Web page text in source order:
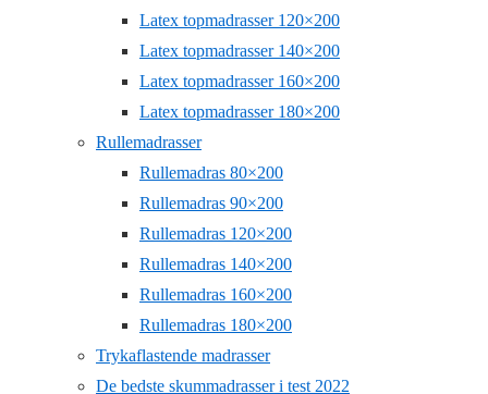
Latex topmadrasser 120×200
Latex topmadrasser 140×200
Latex topmadrasser 160×200
Latex topmadrasser 180×200
Rullemadrasser
Rullemadras 80×200
Rullemadras 90×200
Rullemadras 120×200
Rullemadras 140×200
Rullemadras 160×200
Rullemadras 180×200
Trykaflastende madrasser
De bedste skummadrasser i test 2022